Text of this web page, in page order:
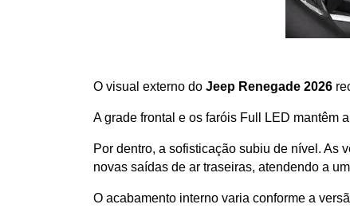
O visual externo do Jeep Renegade 2026
A grade frontal e os faróis Full LED mantêm
Por dentro, a sofisticação subiu de nível. As
novas saídas de ar traseiras, atendendo a
O acabamento interno varia conforme a